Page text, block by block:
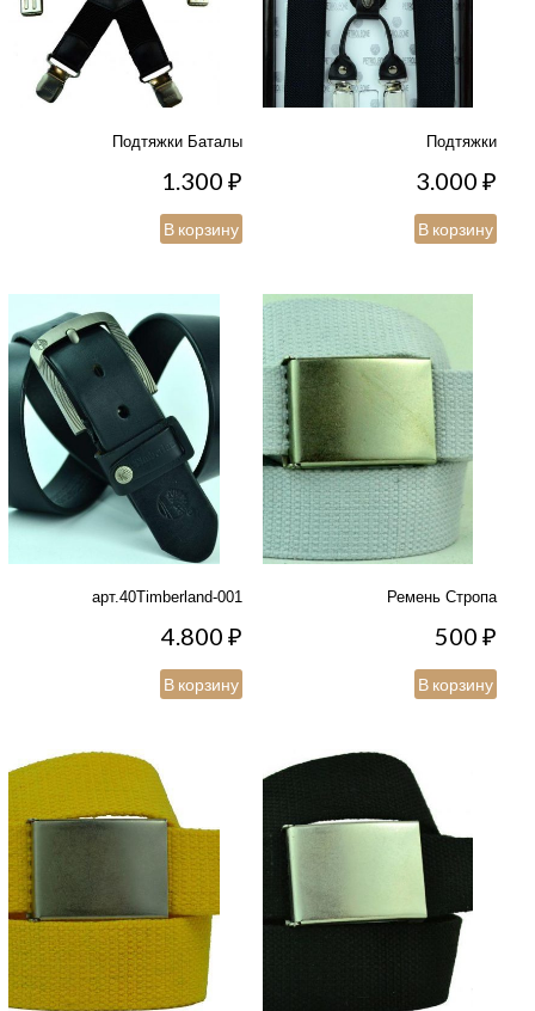
Подтяжки Баталы
1.300₽
В корзину
Подтяжки
3.000₽
В корзину
арт.40Timberland-001
4.800₽
В корзину
Ремень Стропа
500₽
В корзину